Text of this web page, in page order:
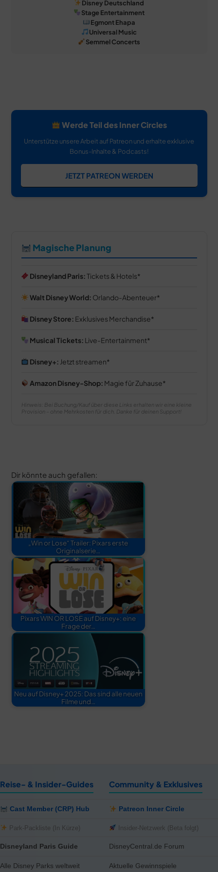
Disney Deutschland
Stage Entertainment
Egmont Ehapa
Universal Music
Semmel Concerts
Werde Teil des Inner Circles
Unterstütze unsere Arbeit auf Patreon und erhalte exklusive
Bonus-Inhalte & Podcasts!
JETZT PATREON WERDEN
Magische Planung
Disneyland Paris:Tickets & Hotels
Walt Disney World: Orlando-Abenteuer
Disney Store: Exklusives Merchandise
Musical Tickets: Live-Entertainment
Disney+: Jetzt streamen
Amazon Disney-Shop: Magie für Zuhause
Hinweis: Bei Buchung/Kauf über diese Links erhalten wir eine kleine
Provision – ohne Mehrkosten für dich. Danke für deinen Support!
Dir könnte auch gefallen:
„Win or Lose“ Trailer: Pixars erste
Originalserie…
Pixars WIN OR LOSE auf Disney+: eine
Frage der…
Neu auf Disney+ 2025: Das sind alle neuen
Filme und…
Reise- & Insider-Guides
Cast Member (CRP) Hub
Park-Packliste (In Kürze)
Disneyland Paris Guide
Alle Disney Parks weltweit
Community & Exklusives
Patreon Inner Circle
Insider-Netzwerk (Beta folgt)
DisneyCentral.de Forum
Aktuelle Gewinnspiele